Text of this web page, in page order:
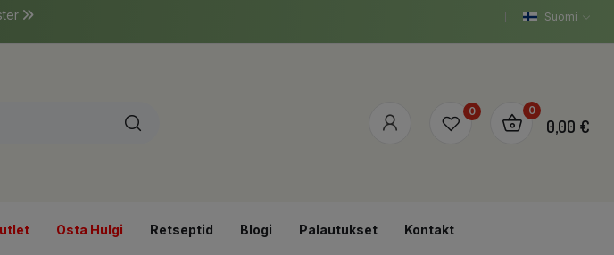
Suomi
0 0
0,00 €
Osta Hulgi Retseptid Blogi Palautukset Kontakt